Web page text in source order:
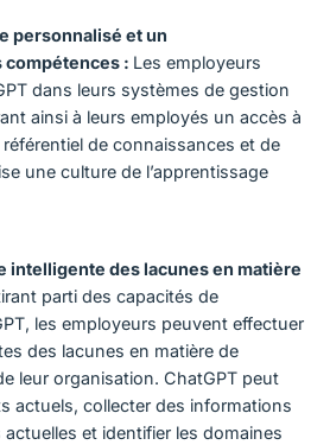
personnalisé et un
: Les employeurs
dans leurs systèmes de gestion
ainsi à leurs employés un accès à
de connaissances et de
une culture de l’apprentissage
intelligente des lacunes en matière
parti des capacités de
les employeurs peuvent effectuer
des lacunes en matière de
leur organisation. ChatGPT peut
actuels, collecter des informations
et identifier les domaines